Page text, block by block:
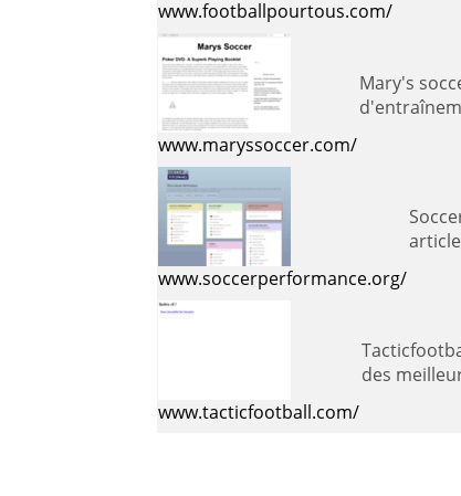
www.footballpourtous.com/
www.maryssoccer.com/
Mary's soccer - Ce blog regroupe les derniers articles scientifiques en lien avec le monde du
www.soccerperformance.org/
Soccer performance -
www.tacticfootball.com/
Tacticfootball - Propose des informations techniques et tactiques pour les joueurs et les équipes.
des